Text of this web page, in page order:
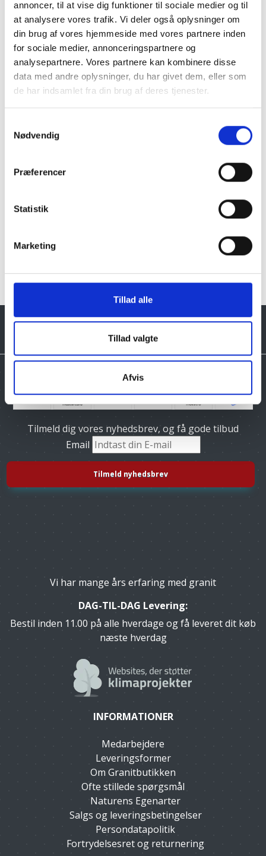
annoncer, til at vise dig funktioner til sociale medier og til
at analysere vores trafik. Vi deler også oplysninger om
din brug af vores hjemmeside med vores partnere inden
for sociale medier, annonceringspartnere og
analysepartnere. Vores partnere kan kombinere disse
data med andre oplysninger, du har givet dem, eller som
de har indsamlet fra din brug af deres tjenester.
Nødvendig
Præferencer
Statistik
Marketing
Tillad alle
Tillad valgte
Afvis
Længde: ca. 180 cm
Vægt ca. 600 kg
Naturprodukt – variationer forekommer
Klik her for Havemøbler oversigt
Tilmeld dig vores nyhedsbrev, og få gode tilbud
Email
Vi har mange års erfaring med granit
DAG-TIL-DAG Levering:
Bestil inden 11.00 på alle hverdage og få leveret dit køb
næste hverdag
INFORMATIONER
Medarbejdere
Leveringsformer
Om Granitbutikken
Ofte stillede spørgsmål
Naturens Egenarter
Salgs og leveringsbetingelser
Persondatapolitik
Fortrydelsesret og returnering